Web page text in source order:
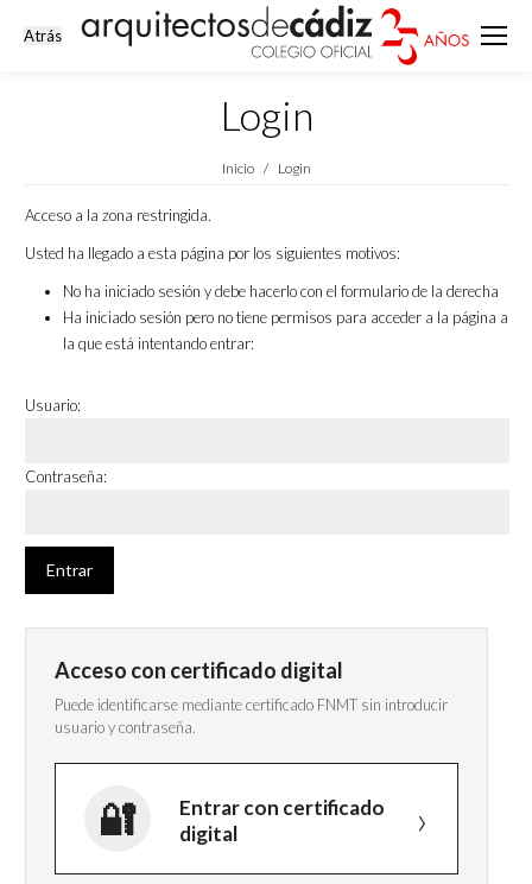
Login
Estás aquí:
Inicio Login
Acceso a la zona restringida.
Usted ha llegado a esta página por los siguientes motivos:
No ha iniciado sesión y debe hacerlo con el formulario de la derecha
Ha iniciado sesión pero no tiene permisos para acceder a la página a
la que está intentando entrar:
Usuario:
Contraseña:
Acceso con certificado digital
Puede identificarse mediante certificado FNMT sin introducir
usuario y contraseña.
Entrar con certificado
digital